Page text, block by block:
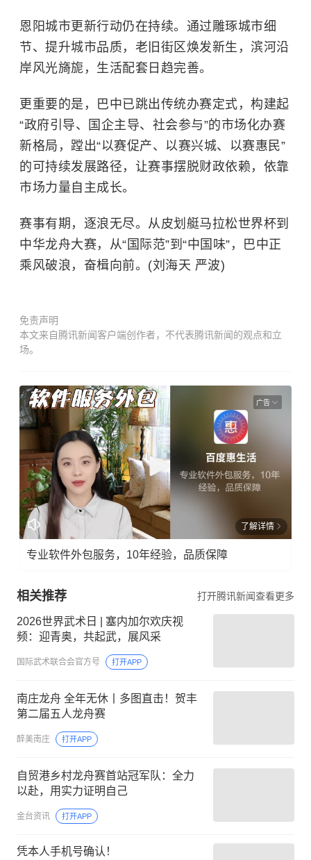
恩阳城市更新行动仍在持续。通过雕琢城市细
节、提升城市品质，老旧街区焕发新生，滨河沿
岸风光旖旎，生活配套日趋完善。
更重要的是，巴中已跳出传统办赛定式，构建起
“政府引导、国企主导、社会参与”的市场化办赛
新格局，蹚出“以赛促产、以赛兴城、以赛惠民”
的可持续发展路径，让赛事摆脱财政依赖，依靠
市场力量自主成长。
赛事有期，逐浪无尽。从皮划艇马拉松世界杯到
中华龙舟大赛，从“国际范”到“中国味”，巴中正
乘风破浪，奋楫向前。(刘海天 严波)
免责声明
本文来自腾讯新闻客户端创作者，不代表腾讯新闻的观点和立
场。
广告
了解详情
专业软件外包服务，10年经验，品质保障
相关推荐 打开腾讯新闻查看更多
2026世界武术日 | 塞内加尔欢庆视
频：迎青奥，共起武，展风采
国际武术联合会官方号 打开APP
南庄龙舟 全年无休丨多图直击！贺丰
第二届五人龙舟赛
醉美南庄 打开APP
自贸港乡村龙舟赛首站冠军队：全力
以赴，用实力证明自己
金台资讯 打开APP
凭本人手机号确认！